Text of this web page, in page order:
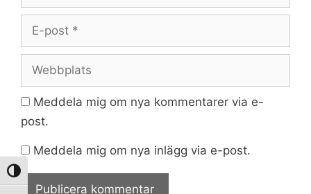
Slå på/av hög kontrast
Webbplats
Meddela mig om nya kommentarer via e-
post.
Meddela mig om nya inlägg via e-post.